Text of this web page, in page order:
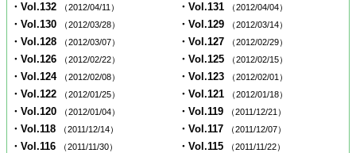
・Vol.132 （2012/04/11） ・Vol.131 （2012/04/04）
・Vol.130 （2012/03/28） ・Vol.129 （2012/03/14）
・Vol.128 （2012/03/07） ・Vol.127 （2012/02/29）
・Vol.126 （2012/02/22） ・Vol.125 （2012/02/15）
・Vol.124 （2012/02/08） ・Vol.123 （2012/02/01）
・Vol.122 （2012/01/25） ・Vol.121 （2012/01/18）
・Vol.120 （2012/01/04） ・Vol.119 （2011/12/21）
・Vol.118 （2011/12/14） ・Vol.117 （2011/12/07）
・Vol.116 （2011/11/30） ・Vol.115 （2011/11/22）